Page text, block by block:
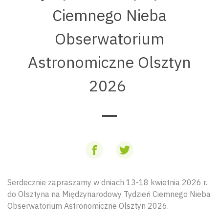
Ciemnego Nieba
Obserwatorium
Astronomiczne Olsztyn
2026
Serdecznie zapraszamy w dniach 13-18 kwietnia 2026 r.
do Olsztyna na Międzynarodowy Tydzień Ciemnego Nieba
Obserwatorium Astronomiczne Olsztyn 2026.